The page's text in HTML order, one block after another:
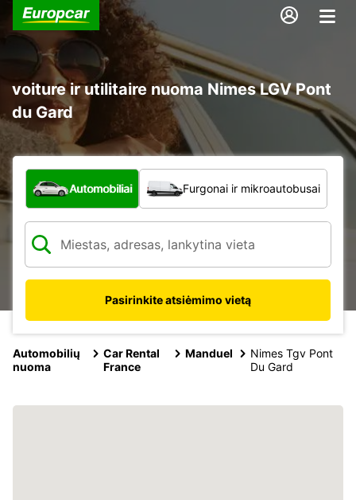
voiture ir utilitaire nuoma Nimes LGV Pont
du Gard
Kokio tipo automobilis?
Automobiliai Furgonai ir mikroautobusai
Pasirinkite atsiėmimo vietą
Automobilių
nuoma
Car Rental
France
Manduel
Nimes Tgv Pont
Du Gard